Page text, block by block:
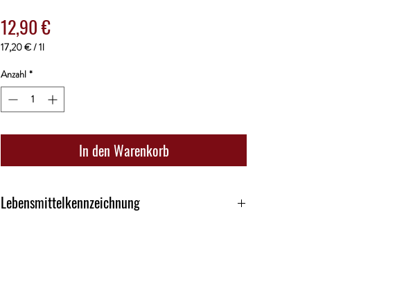
12,90 €Preis
17,20 €/1l
pro
1
Liter
Anzahl *
In den Warenkorb
Lebensmittelkennzeichnung